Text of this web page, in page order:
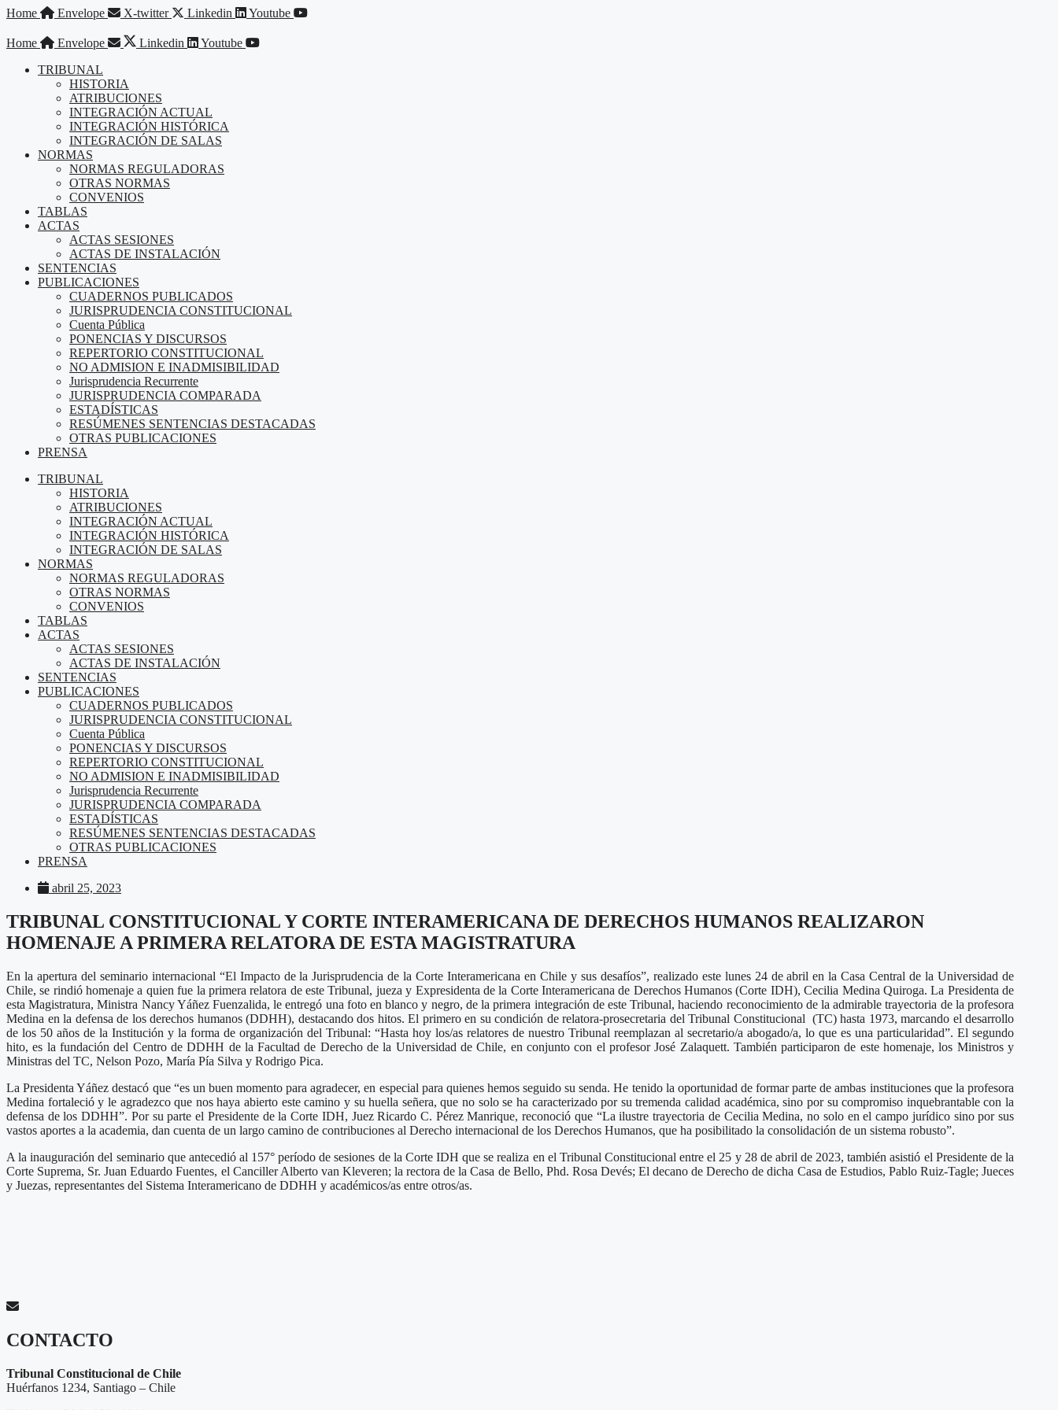
Saltar
contenido
Home Envelope X-twitter Linkedin Youtube
Home Envelope Linkedin
Youtube
TRIBUNAL
HISTORIA
ATRIBUCIONES
INTEGRACIÓN ACTUAL
INTEGRACIÓN HISTÓRICA
INTEGRACIÓN DE SALAS
NORMAS
NORMAS REGULADORAS
OTRAS NORMAS
CONVENIOS
TABLAS
ACTAS
ACTAS SESIONES
ACTAS DE INSTALACIÓN
SENTENCIAS
PUBLICACIONES
CUADERNOS PUBLICADOS
JURISPRUDENCIA CONSTITUCIONAL
Cuenta Pública
PONENCIAS Y DISCURSOS
REPERTORIO CONSTITUCIONAL
NO ADMISION E INADMISIBILIDAD
Jurisprudencia Recurrente
JURISPRUDENCIA COMPARADA
ESTADÍSTICAS
RESÚMENES SENTENCIAS DESTACADAS
OTRAS PUBLICACIONES
PRENSA
TRIBUNAL
HISTORIA
ATRIBUCIONES
INTEGRACIÓN ACTUAL
INTEGRACIÓN HISTÓRICA
INTEGRACIÓN DE SALAS
NORMAS
NORMAS REGULADORAS
OTRAS NORMAS
CONVENIOS
TABLAS
ACTAS
ACTAS SESIONES
ACTAS DE INSTALACIÓN
SENTENCIAS
PUBLICACIONES
CUADERNOS PUBLICADOS
JURISPRUDENCIA CONSTITUCIONAL
Cuenta Pública
PONENCIAS Y DISCURSOS
REPERTORIO CONSTITUCIONAL
NO ADMISION E INADMISIBILIDAD
Jurisprudencia Recurrente
JURISPRUDENCIA COMPARADA
ESTADÍSTICAS
RESÚMENES SENTENCIAS DESTACADAS
OTRAS PUBLICACIONES
PRENSA
abril 25, 2023
TRIBUNAL CONSTITUCIONAL Y CORTE INTERAMERICANA DE DERECHOS HUMANOS REALIZARON
HOMENAJE A PRIMERA RELATORA DE ESTA MAGISTRATURA
En la apertura del seminario internacional “El Impacto de la Jurisprudencia de la Corte Interamericana en Chile y sus desafíos”, realizado este lunes 24 de abril en la Casa Central de la Universidad de
Chile, se rindió homenaje a quien fue la primera relatora de este Tribunal, jueza y Expresidenta de la Corte Interamericana de Derechos Humanos (Corte IDH), Cecilia Medina Quiroga. La Presidenta de
esta Magistratura, Ministra Nancy Yáñez Fuenzalida, le entregó una foto en blanco y negro, de la primera integración de este Tribunal, haciendo reconocimiento de la admirable trayectoria de la profesora
Medina en la defensa de los derechos humanos (DDHH), destacando dos hitos. El primero en su condición de relatora-prosecretaria del Tribunal Constitucional (TC) hasta 1973, marcando el desarrollo
de los 50 años de la Institución y la forma de organización del Tribunal: “Hasta hoy los/as relatores de nuestro Tribunal reemplazan al secretario/a abogado/a, lo que es una particularidad”. El segundo
hito, es la fundación del Centro de DDHH de la Facultad de Derecho de la Universidad de Chile, en conjunto con el profesor José Zalaquett. También participaron de este homenaje, los Ministros y
Ministras del TC, Nelson Pozo, María Pía Silva y Rodrigo Pica.
La Presidenta Yáñez destacó que “es un buen momento para agradecer, en especial para quienes hemos seguido su senda. He tenido la oportunidad de formar parte de ambas instituciones que la profesora
Medina fortaleció y le agradezco que nos haya abierto este camino y su huella señera, que no solo se ha caracterizado por su tremenda calidad académica, sino por su compromiso inquebrantable con la
defensa de los DDHH”. Por su parte el Presidente de la Corte IDH, Juez Ricardo C. Pérez Manrique, reconoció que “La ilustre trayectoria de Cecilia Medina, no solo en el campo jurídico sino por sus
vastos aportes a la academia, dan cuenta de un largo camino de contribuciones al Derecho internacional de los Derechos Humanos, que ha posibilitado la consolidación de un sistema robusto”.
A la inauguración del seminario que antecedió al 157° período de sesiones de la Corte IDH que se realiza en el Tribunal Constitucional entre el 25 y 28 de abril de 2023, también asistió el Presidente de la
Corte Suprema, Sr. Juan Eduardo Fuentes, el Canciller Alberto van Kleveren; la rectora de la Casa de Bello, Phd. Rosa Devés; El decano de Derecho de dicha Casa de Estudios, Pablo Ruiz-Tagle; Jueces
y Juezas, representantes del Sistema Interamericano de DDHH y académicos/as entre otros/as.
CONTACTO
Tribunal Constitucional de Chile
Huérfanos 1234, Santiago – Chile